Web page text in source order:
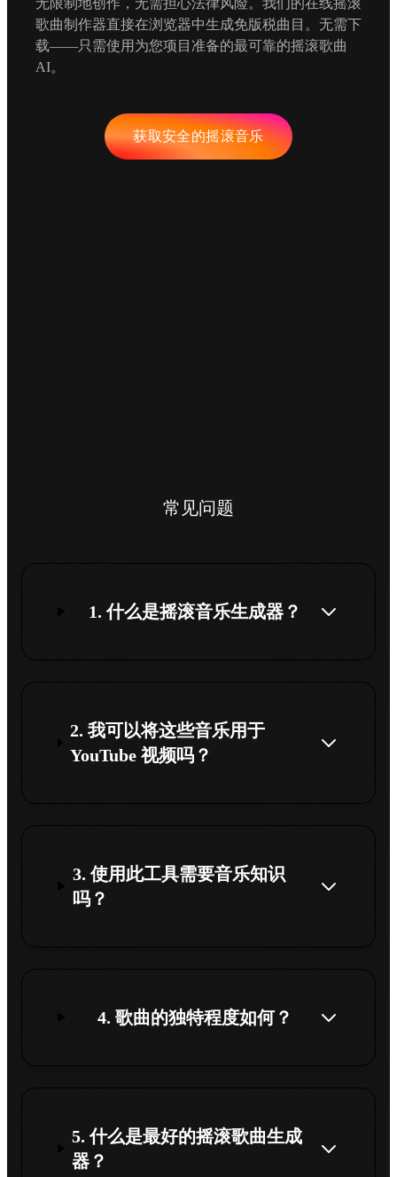
歌曲制作器直接在浏览器中生成免版税曲目。无需下
载——只需使用为您项目准备的最可靠的摇滚歌曲
AI。
获取安全的摇滚音乐
常见问题
1. 什么是摇滚音乐生成器？
2. 我可以将这些音乐用于
YouTube 视频吗？
3. 使用此工具需要音乐知识
吗？
4. 歌曲的独特程度如何？
5. 什么是最好的摇滚歌曲生成
器？